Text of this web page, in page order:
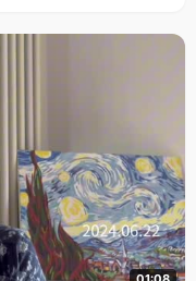
的玩笑，可第一就这么确
也想做个女强
"徐语靖很认真的纠正让
心了，看着她瘦弱的小胳
靖很无奈的把这归罪于基
却常常拿奖，让人惊讶不
点。"徐语靖捂着嘴笑了起
。徐语靖说，"以前确实很内
我说话，我能一个人在教室
了大学以后，接触的人多
前我很喜欢当林黛玉，《红
好，做个女强人。以后很多
大